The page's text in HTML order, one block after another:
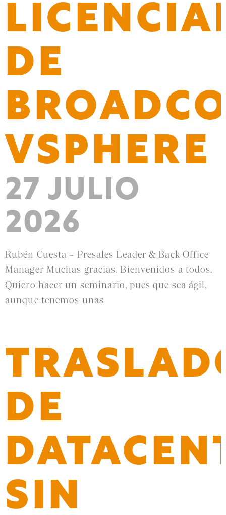
DE
VSPHERE
27 JULIO
2026
Rubén Cuesta – Presales Leader & Back Office
Manager Muchas gracias. Bienvenidos a todos.
Quiero hacer un seminario, pues que sea ágil,
aunque tenemos unas
DE
SIN